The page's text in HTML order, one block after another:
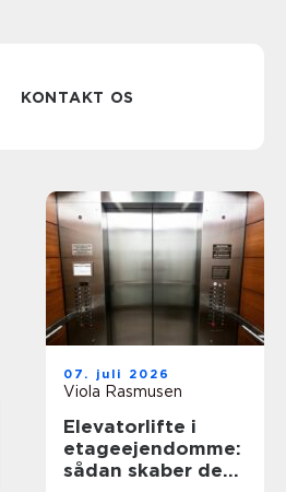
KONTAKT OS
07. juli 2026
Viola Rasmusen
Elevatorlifte i
etageejendomme:
sådan skaber de